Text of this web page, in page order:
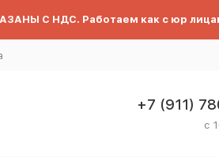
С НДС. Работаем как с юр
+7 (911)
с